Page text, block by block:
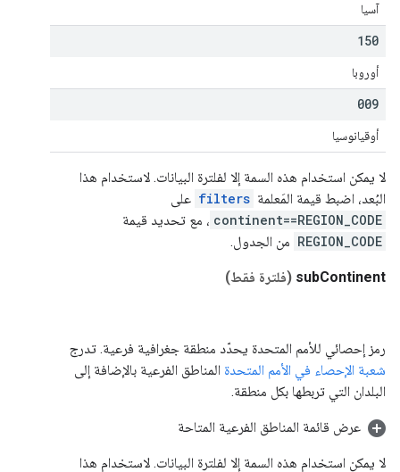
آسيا
150
أوروبا
009
أوقيانوسيا
لا يمكن استخدام هذه السمة إلا لفلترة البيانات. لاستخدام هذا
البُعد، اضبط قيمة المَعلمة filters على
continent==REGION_CODE ، مع تحديد قيمة
REGION_CODE من الجدول.
subContinent (فلترة فقط)
رمز إحصائي للأمم المتحدة يحدّد منطقة جغرافية فرعية. تدرج
شعبة الإحصاء في الأمم المتحدة المناطق الفرعية بالإضافة إلى
البلدان التي تربطها بكل منطقة.
عرض قائمة المناطق الفرعية المتاحة
لا يمكن استخدام هذه السمة إلا لفلترة البيانات. لاستخدام هذا